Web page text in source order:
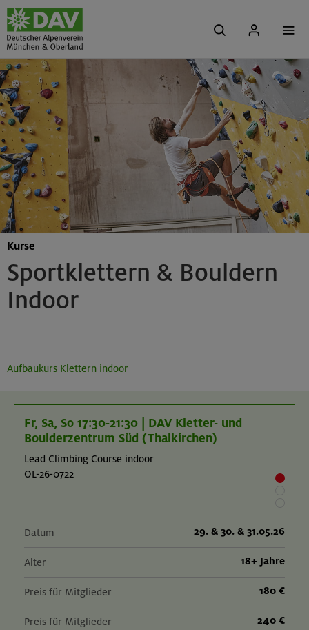
Sportklettern & Bouldern
Indoor
Kurse
Aufbaukurs Klettern indoor
Fr, Sa, So 17:30-21:30 | DAV Kletter- und
Boulderzentrum Süd (Thalkirchen)
Lead Climbing Course indoor
OL-26-0722
Datum 29. & 30. & 31.05.26
Alter 18+ Jahre
Preis für Mitglieder 180 €
Preis für Mitglieder
240 €